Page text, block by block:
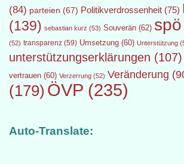
(84) parteien (67) Politikverdrossenheit (75)
(139) sebastian kurz (53) Souverän (62) spö
(52) transparenz (59) Umsetzung (60) Unterstützung
unterstützungserklärungen (107)
vertrauen (60) Verzerrung (52) Veränderung
(179) ÖVP (235)
Auto-Translate: